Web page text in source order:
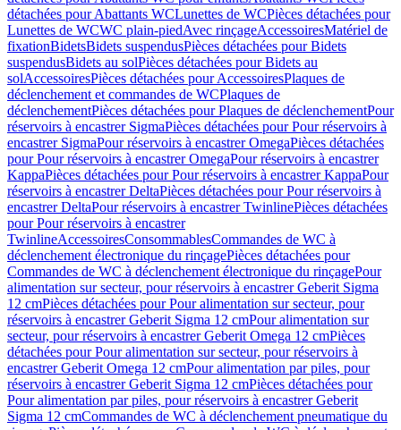
détachées pour Abattants WCLunettes de WCPièces détachées pour
Lunettes de WCWC plain-piedAvec rinçageAccessoiresMatériel de
fixationBidetsBidets suspendusPièces détachées pour Bidets
suspendusBidets au solPièces détachées pour Bidets au
solAccessoiresPièces détachées pour AccessoiresPlaques de
déclenchement et commandes de WCPlaques de
déclenchementPièces détachées pour Plaques de déclenchementPour
réservoirs à encastrer SigmaPièces détachées pour Pour réservoirs à
encastrer SigmaPour réservoirs à encastrer OmegaPièces détachées
pour Pour réservoirs à encastrer OmegaPour réservoirs à encastrer
KappaPièces détachées pour Pour réservoirs à encastrer KappaPour
réservoirs à encastrer DeltaPièces détachées pour Pour réservoirs à
encastrer DeltaPour réservoirs à encastrer TwinlinePièces détachées
pour Pour réservoirs à encastrer
TwinlineAccessoiresConsommablesCommandes de WC à
déclenchement électronique du rinçagePièces détachées pour
Commandes de WC à déclenchement électronique du rinçagePour
alimentation sur secteur, pour réservoirs à encastrer Geberit Sigma
12 cmPièces détachées pour Pour alimentation sur secteur, pour
réservoirs à encastrer Geberit Sigma 12 cmPour alimentation sur
secteur, pour réservoirs à encastrer Geberit Omega 12 cmPièces
détachées pour Pour alimentation sur secteur, pour réservoirs à
encastrer Geberit Omega 12 cmPour alimentation par piles, pour
réservoirs à encastrer Geberit Sigma 12 cmPièces détachées pour
Pour alimentation par piles, pour réservoirs à encastrer Geberit
Sigma 12 cmCommandes de WC à déclenchement pneumatique du